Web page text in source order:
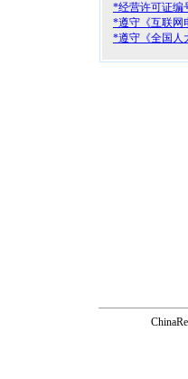
*经营许可证编
*遵守《互联网
*遵守《全国人